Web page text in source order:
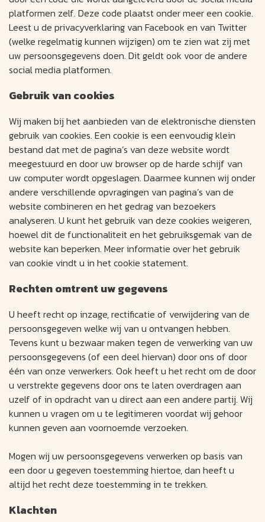
platformen zelf. Deze code plaatst onder meer een cookie.
Leest u de privacyverklaring van Facebook en van Twitter
(welke regelmatig kunnen wijzigen) om te zien wat zij met
uw persoonsgegevens doen. Dit geldt ook voor de andere
social media platformen.
Gebruik van cookies
Wij maken bij het aanbieden van de elektronische diensten
gebruik van cookies. Een cookie is een eenvoudig klein
bestand dat met de pagina’s van deze website wordt
meegestuurd en door uw browser op de harde schijf van
uw computer wordt opgeslagen. Daarmee kunnen wij onder
andere verschillende opvragingen van pagina’s van de
website combineren en het gedrag van bezoekers
analyseren. U kunt het gebruik van deze cookies weigeren,
hoewel dit de functionaliteit en het gebruiksgemak van de
website kan beperken. Meer informatie over het gebruik
van cookie vindt u in het cookie statement.
Rechten omtrent uw gegevens
U heeft recht op inzage, rectificatie of verwijdering van de
persoonsgegeven welke wij van u ontvangen hebben.
Tevens kunt u bezwaar maken tegen de verwerking van uw
persoonsgegevens (of een deel hiervan) door ons of door
één van onze verwerkers. Ook heeft u het recht om de door
u verstrekte gegevens door ons te laten overdragen aan
uzelf of in opdracht van u direct aan een andere partij. Wij
kunnen u vragen om u te legitimeren voordat wij gehoor
kunnen geven aan voornoemde verzoeken.
Mogen wij uw persoonsgegevens verwerken op basis van
een door u gegeven toestemming hiertoe, dan heeft u
altijd het recht deze toestemming in te trekken.
Klachten